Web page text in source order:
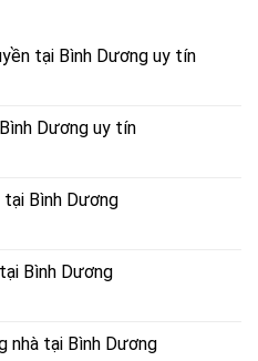
tại Bình Dương uy tín
Dương uy tín
Bình Dương
Bình Dương
nhà tại Bình Dương